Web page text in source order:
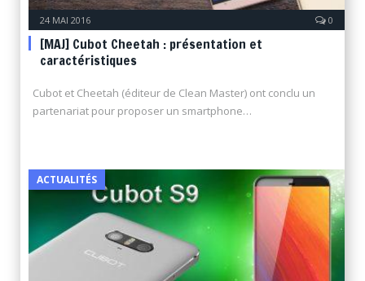
24 MAI 2016 0
[MAJ] Cubot Cheetah : présentation et
caractéristiques
Cubot et Cheetah (éditeur de Clean Master) ont conclu un
partenariat pour proposer un smartphone…
ACTUALITÉS